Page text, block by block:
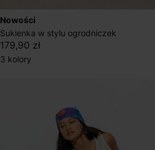
nowości
Sukienka w stylu ogrodniczek
179,90 zł
3 kolory